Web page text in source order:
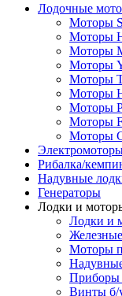
Лодочные
Моторы
Моторы
Моторы
Моторы
Моторы
Моторы
Моторы
Моторы
Моторы
Рибалка/
Надувные
Генераторы
Лодки и
Лодки и
Моторы
Приборы
Винты б/